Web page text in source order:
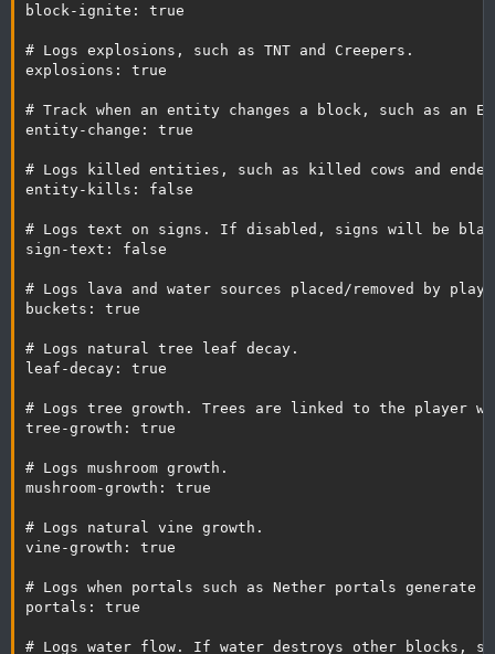
block-ignite: true
# Logs explosions, such as TNT and Creepers.
explosions: true
# Track when an entity changes a block, such as an
entity-change: true
# Logs killed entities, such as killed cows and
entity-kills: false
# Logs text on signs. If disabled, signs will be
sign-text: false
# Logs lava and water sources placed/removed by
buckets: true
# Logs natural tree leaf decay.
leaf-decay: true
# Logs tree growth. Trees are linked to the player
tree-growth: true
# Logs mushroom growth.
mushroom-growth: true
# Logs natural vine growth.
vine-growth: true
# Logs when portals such as Nether portals generate
portals: true
# Logs water flow. If water destroys other blocks,